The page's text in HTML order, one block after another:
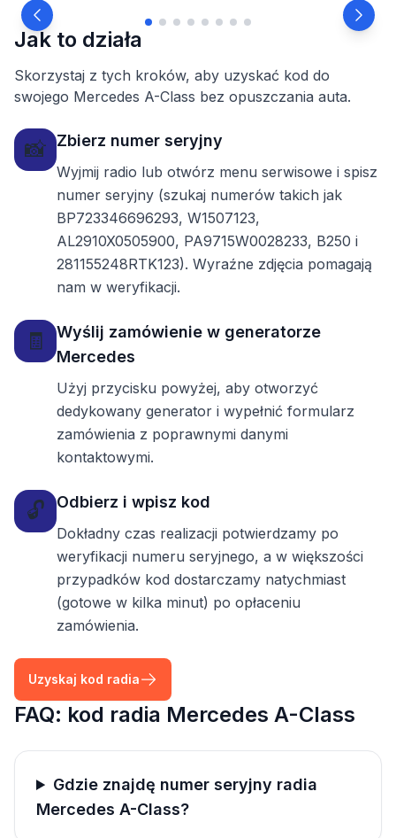
Jak to działa
Skorzystaj z tych kroków, aby uzyskać kod do
swojego Mercedes A-Class bez opuszczania auta.
📸 Zbierz numer seryjny
Wyjmij radio lub otwórz menu serwisowe i spisz
numer seryjny (szukaj numerów takich jak
BP723346696293, W1507123,
AL2910X0505900, PA9715W0028233, B250 i
281155248RTK123). Wyraźne zdjęcia pomagają
nam w weryfikacji.
🧾
Wyślij zamówienie w generatorze
Mercedes
Użyj przycisku powyżej, aby otworzyć
dedykowany generator i wypełnić formularz
zamówienia z poprawnymi danymi
kontaktowymi.
🔓 Odbierz i wpisz kod
Dokładny czas realizacji potwierdzamy po
weryfikacji numeru seryjnego, a w większości
przypadków kod dostarczamy natychmiast
(gotowe w kilka minut) po opłaceniu
zamówienia.
Uzyskaj kod radia
FAQ: kod radia Mercedes A-Class
Gdzie znajdę numer seryjny radia
Mercedes A-Class?